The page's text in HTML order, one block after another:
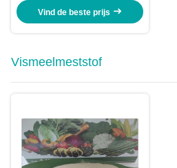
Dieren
Vind de beste prijs
Vismeelmeststof